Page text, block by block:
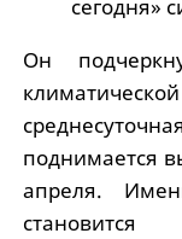
сегодня»
Он
поднимается
апреля.